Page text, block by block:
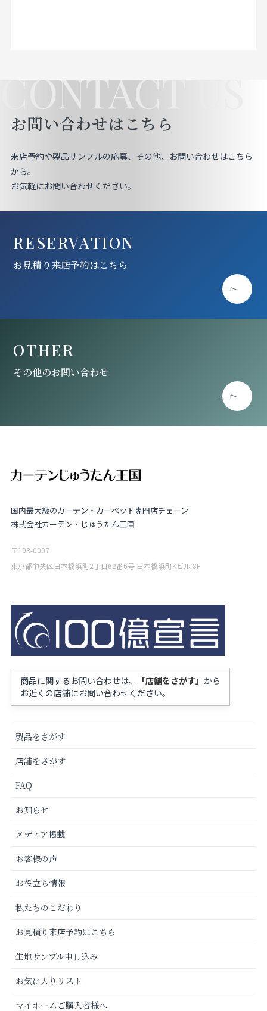
CONTACT US
お問い合わせはこちら
来店予約や製品サンプルの応募、その他、お問い合わせはこちら
から。
お気軽にお問い合わせください。
RESERVATION
お見積り来店予約はこちら
OTHER
その他のお問い合わせ
国内最大級のカーテン・カーペット専門店チェーン
株式会社カーテン・じゅうたん王国
〒103-0007
東京都中央区日本橋浜町2丁目62番6号 日本橋浜町Kビル 8F
商品に関するお問い合わせは、 「店舗をさがす」 から
お近くの店舗にお問い合わせください。
製品をさがす
店舗をさがす
FAQ
お知らせ
メディア掲載
お客様の声
お役立ち情報
私たちのこだわり
お見積り来店予約はこちら
生地サンプル申し込み
お気に入りリスト
マイホームご購入者様へ